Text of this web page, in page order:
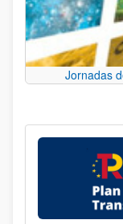
Jornadas